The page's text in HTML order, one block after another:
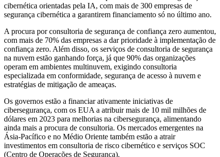
cibernética orientadas pela IA, com mais de 300 empresas de
segurança cibernética a garantirem financiamento só no último ano.
A procura por consultoria de segurança de confiança zero aumentou,
com mais de 70% das empresas a dar prioridade à implementação de
confiança zero. Além disso, os serviços de consultoria de segurança
na nuvem estão ganhando força, já que 90% das organizações
operam em ambientes multinuvem, exigindo consultoria
especializada em conformidade, segurança de acesso à nuvem e
estratégias de mitigação de ameaças.
Os governos estão a financiar ativamente iniciativas de
cibersegurança, com os EUA a atribuir mais de 10 mil milhões de
dólares em 2023 para melhorias na cibersegurança, alimentando
ainda mais a procura de consultoria. Os mercados emergentes na
Ásia-Pacífico e no Médio Oriente também estão a atrair
investimentos em consultoria de risco cibernético e serviços SOC
(Centro de Operações de Segurança).